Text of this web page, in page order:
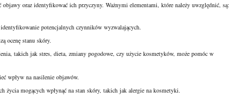
oraz identyfikować ich przyczyny. Ważnymi elementami, które należy uwzględnić, są:
potencjalnych czynników wyzwalających.
ocenę stanu skóry.
takich jak stres, dieta, zmiany pogodowe, czy użycie kosmetyków, może pomóc w
wpływ na nasilenie objawów.
życia mogących wpłynąć na stan skóry, takich jak alergie na kosmetyki.